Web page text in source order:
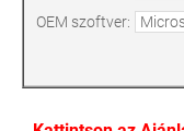
OEM szoftver: